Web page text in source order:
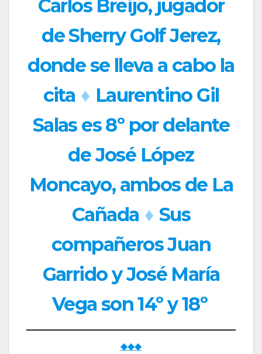
Carlos Breijo, jugador
de Sherry Golf Jerez,
donde se lleva a cabo la
cita ♦ Laurentino Gil
Salas es 8º por delante
de José López
Moncayo, ambos de La
Cañada ♦ Sus
compañeros Juan
Garrido y José María
Vega son 14º y 18º
◆◆◆